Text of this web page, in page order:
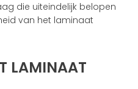
die uiteindelijk belopen
van het laminaat
LAMINAAT